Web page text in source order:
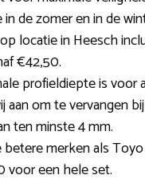
in de zomer en in de
locatie in Heesch
€42,50.
profieldiepte is voor
aan om te vervangen
ten minste 4 mm.
merken als
een hele set.